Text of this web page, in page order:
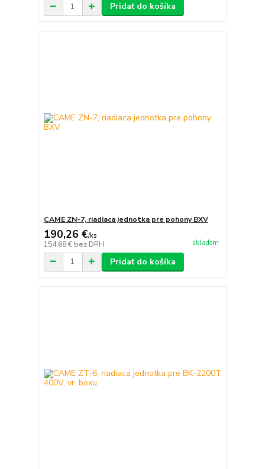
Pridať do košíka
CAME ZN-7, riadiaca jednotka pre pohony BXV
190,26 €/ks
154,68 € bez DPH skladom
Pridať do košíka